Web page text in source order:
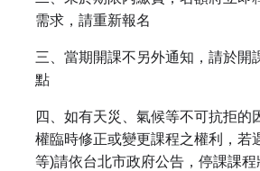
需求，請重新報名
三、當期開課不另外通知，請於開
點
四、如有天災、氣候等不可抗拒的
權臨時修正或變更課程之權利，若
等)請依台北市政府公告，停課課